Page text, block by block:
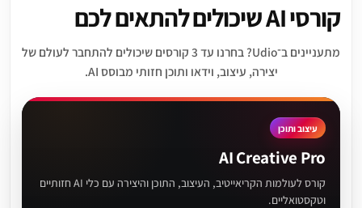
קורסי AI שיכולים להתאים לכם
מתעניינים ב־Udio? בחרנו עד 3 קורסים שיכולים להתחבר לעולם של
יצירה, עיצוב, וידאו ותוכן חזותי מבוסס AI.
עיצוב ותוכן
AI Creative Pro
קורס לעולמות הקריאייטיב, העיצוב, התוכן והיצירה עם כלי AI חזותיים
וטקסטואליים.